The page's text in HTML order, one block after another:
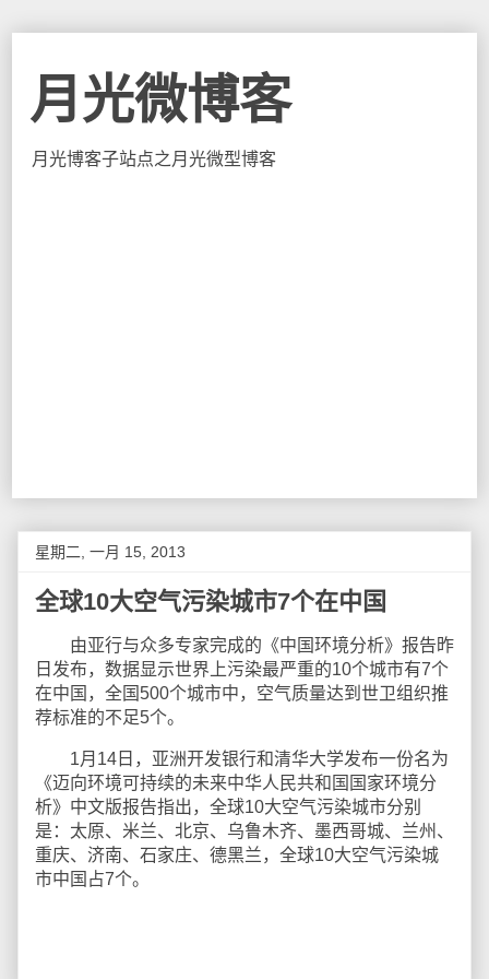
月光微博客
月光博客子站点之月光微型博客
星期二, 一月 15, 2013
全球10大空气污染城市7个在中国
由亚行与众多专家完成的《中国环境分析》报告昨
日发布，数据显示世界上污染最严重的10个城市有7个
在中国，全国500个城市中，空气质量达到世卫组织推
荐标准的不足5个。
1月14日，亚洲开发银行和清华大学发布一份名为
《迈向环境可持续的未来中华人民共和国国家环境分
析》中文版报告指出，全球10大空气污染城市分别
是：太原、米兰、北京、乌鲁木齐、墨西哥城、兰州、
重庆、济南、石家庄、德黑兰，全球10大空气污染城
市中国占7个。